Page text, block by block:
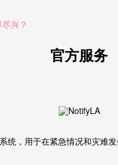
兴？
官方服务
统，用于在紧急情况和灾难